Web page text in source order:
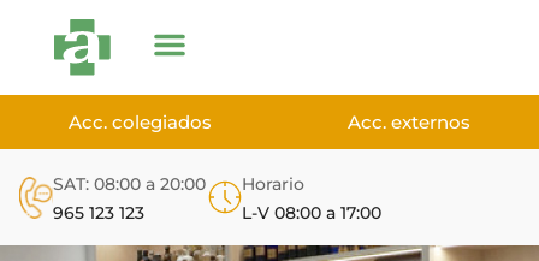
Acc. colegiados Acc. externos
SAT: 08:00 a 20:00
965 123 123
Horario
L-V 08:00 a 17:00